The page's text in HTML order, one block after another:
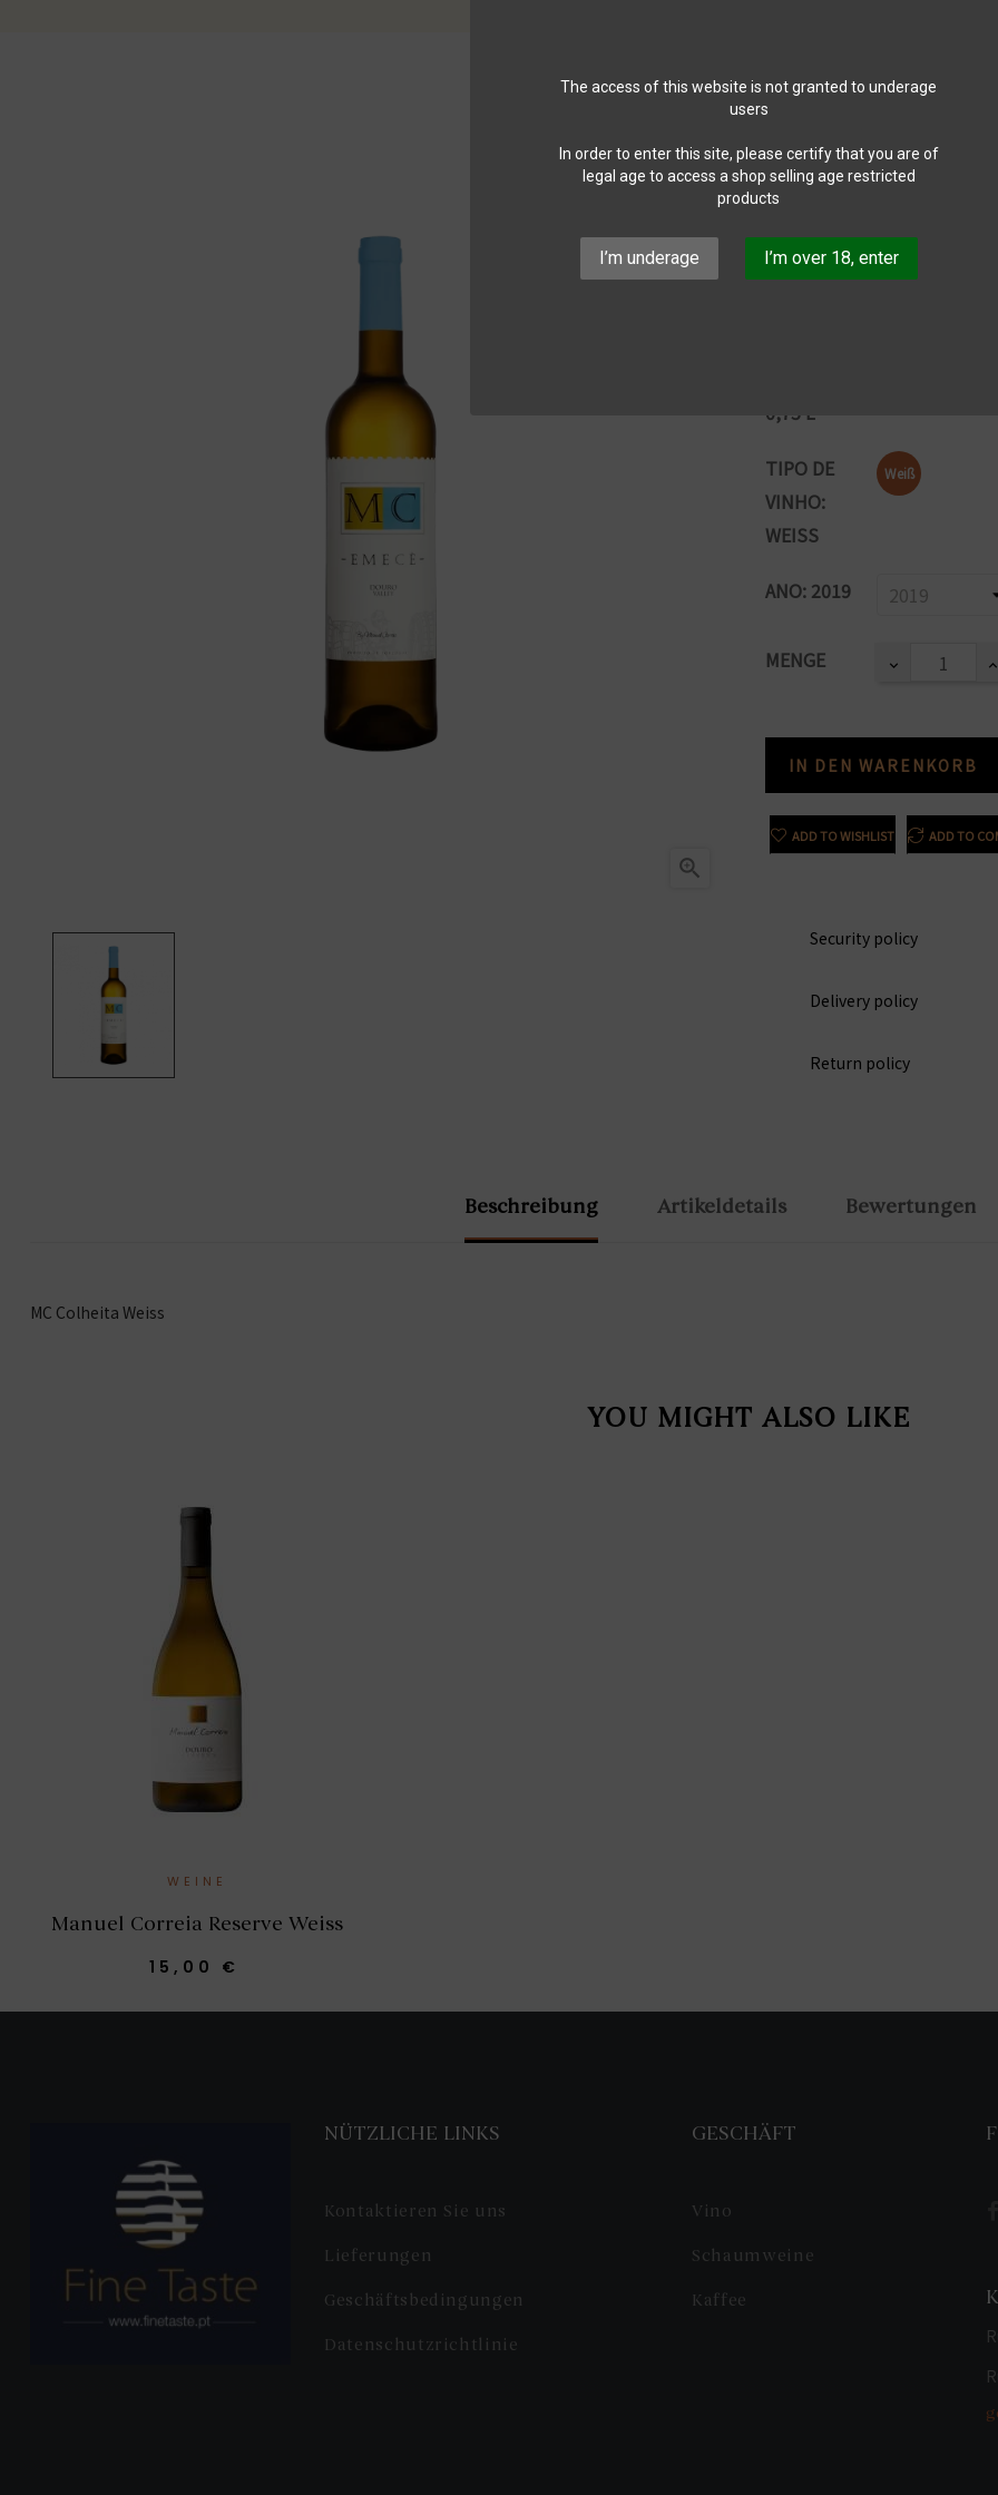
The access of this website is not granted to underage
users
In order to enter this site, please certify that you are of
legal age to access a shop selling age restricted
products
I’m underage I’m over 18, enter

MC Colheita
Teilen
8,00 €
7,20 € 10% SPAREN
Bruttopreis
,75 L
TIPO DE
VINHO:
WEISS
Weiß
ANO: 2019
MENGE
IN DEN WARENKORB
ADD TO WISHLIST ADD TO
Security policy
Delivery policy
Return policy
Beschreibung Artikeldetails Bewertungen
MC Colheita Weiss
YOU MIGHT ALSO LIKE
WEINE
Manuel Correia Reserve Weiss
15,00 €
NÜTZLICHE LINKS
Kontaktieren Sie uns
Lieferungen
Geschäftsbedingungen
Datenschutzrichtlinie
GESCHÄFT
Vino
Schaumweine
Kaffee